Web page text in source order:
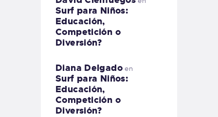
Surf para Niños:
Educación,
Competición o
Diversión?
Diana Delgadoen
Surf para Niños:
Educación,
Competición o
Diversión?